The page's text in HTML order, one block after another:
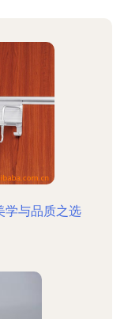
学与品质之选